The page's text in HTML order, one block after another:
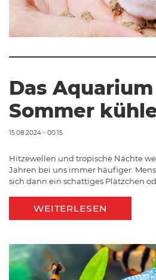
Das
Sommer
15.08.2024 - 00:15
Hitzewellen und tropische Nächte
Jahren bei uns immer häufiger.
sich dann ein schattiges Plätzchen
WEITERLESEN